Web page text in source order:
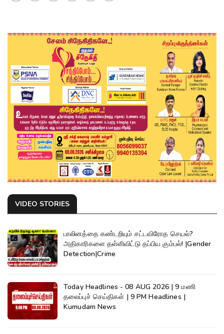
VIDEO STORIES
பாலினத்தை கண்டறியும் சட்டவிரோத செயல்?
அதிகாரிகளை தள்ளிவிட்டு தப்பிய கும்பல்! |Gender
Detection|Crime
Today Headlines - 08 AUG 2026 | 9 மணி
தலைப்புச் செய்திகள் | 9 PM Headlines |
Kumudam News